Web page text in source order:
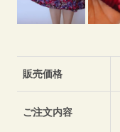
販売価格
ご注文内容